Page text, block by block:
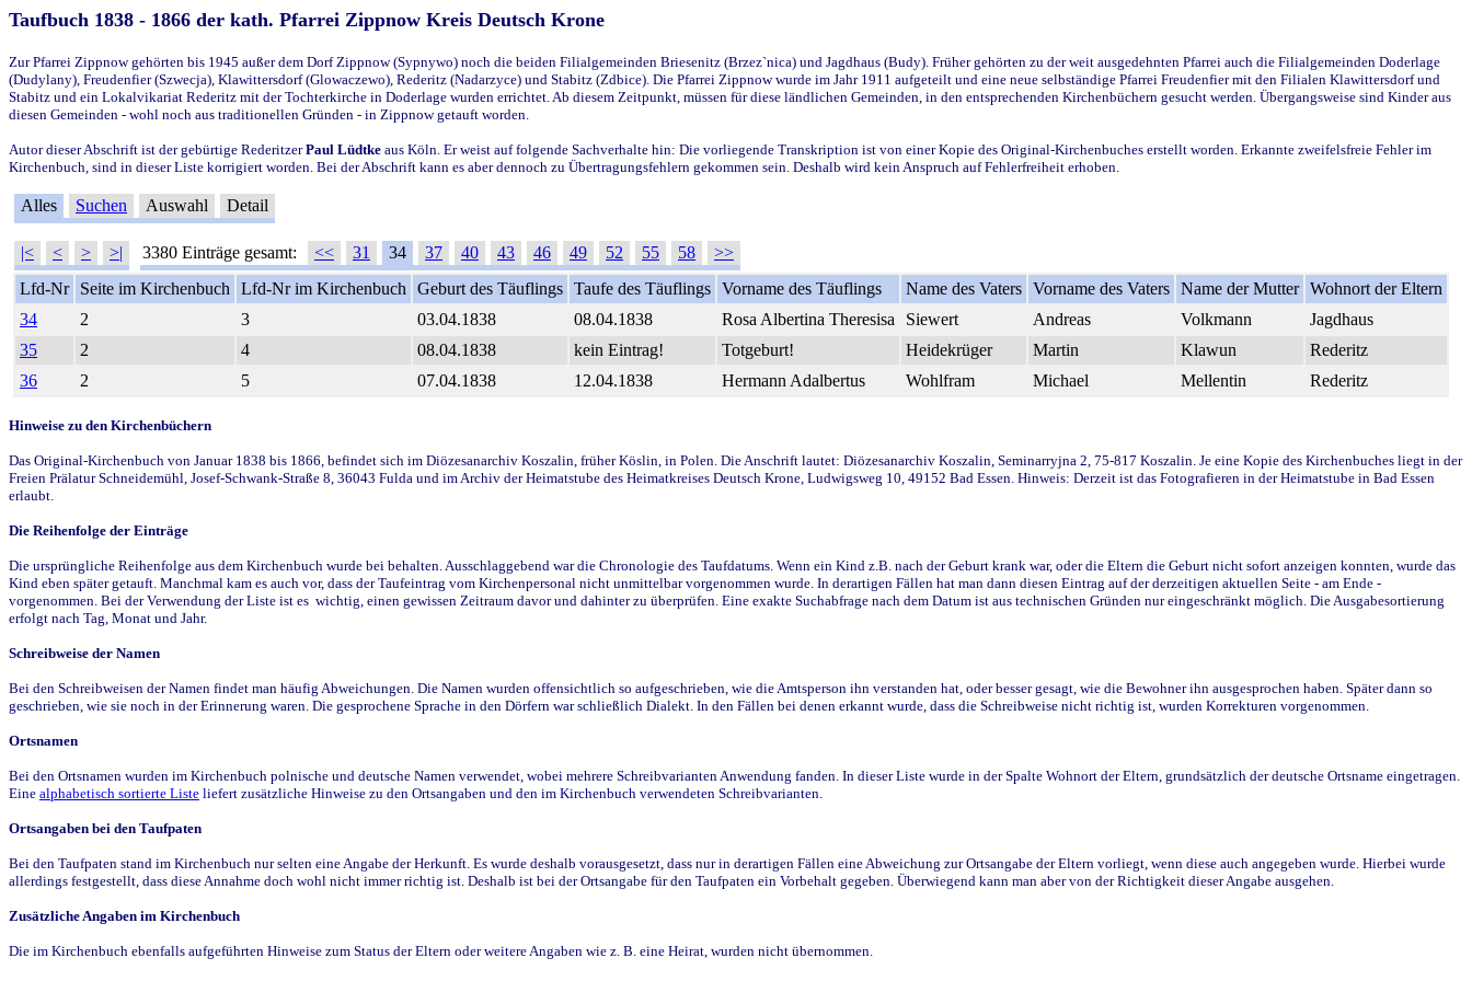
Taufbuch 1838 - 1866 der kath. Pfarrei Zippnow Kreis Deutsch Krone
Zur Pfarrei Zippnow gehörten bis 1945 außer dem Dorf Zippnow (Sypnywo) noch die beiden Filialgemeinden Briesenitz (Brzez`nica) und Jagdhaus (Budy). Früher gehörten zu der weit ausgedehnten Pfarrei auch die Filialgemeinden Doderlage
(Dudylany), Freudenfier (Szwecja), Klawittersdorf (Glowaczewo), Rederitz (Nadarzyce) und Stabitz (Zdbice). Die Pfarrei Zippnow wurde im Jahr 1911 aufgeteilt und eine neue selbständige Pfarrei Freudenfier mit den Filialen Klawittersdorf und
Stabitz und ein Lokalvikariat Rederitz mit der Tochterkirche in Doderlage wurden errichtet. Ab diesem Zeitpunkt, müssen für diese ländlichen Gemeinden, in den entsprechenden Kirchenbüchern gesucht werden. Übergangsweise sind Kinder aus
diesen Gemeinden - wohl noch aus traditionellen Gründen - in Zippnow getauft worden.
Autor dieser Abschrift ist der gebürtige RederitzerPaul Lüdtke aus Köln. Er weist auf folgende Sachverhalte hin: Die vorliegende Transkription ist von einer Kopie des Original-Kirchenbuches erstellt worden. Erkannte zweifelsfreie Fehler im
Kirchenbuch, sind in dieser Liste korrigiert worden. Bei der Abschrift kann es aber dennoch zu Übertragungsfehlern gekommen sein. Deshalb wird kein Anspruch auf Fehlerfreiheit erhoben.
Alles Suchen Auswahl Detail
|< < > >| 3380 Einträge gesamt: << 31 34 37 40 43 46 49 52 55 58
>>
Lfd-Nr
Seite im Kirchenbuch Lfd-Nr im Kirchenbuch Geburt des Täuflings Taufe des Täuflings Vorname des Täuflings Name des Vaters Vorname des Vaters Name der Mutter Wohnort der Eltern
34
2 3 03.04.1838 08.04.1838 Rosa Albertina Theresisa Siewert Andreas Volkmann
Jagdhaus
35
2 4 08.04.1838 kein Eintrag! Totgeburt! Heidekrüger Martin Klawun
Rederitz
36
2 5 07.04.1838 12.04.1838 Hermann Adalbertus Wohlfram Michael Mellentin Rederitz
Hinweise zu den Kirchenbüchern
Das Original-Kirchenbuch von Januar 1838 bis 1866, befindet sich im Diözesanarchiv Koszalin, früher Köslin, in Polen. Die Anschrift lautet: Diözesanarchiv Koszalin, Seminarryjna 2, 75-817 Koszalin. Je eine Kopie des Kirchenbuches liegt in der
Freien Prälatur Schneidemühl, Josef-Schwank-Straße 8, 36043 Fulda und im Archiv der Heimatstube des Heimatkreises Deutsch Krone, Ludwigsweg 10, 49152 Bad Essen. Hinweis: Derzeit ist das Fotografieren in der Heimatstube in Bad Essen
erlaubt.
Die Reihenfolge der Einträge
Die ursprüngliche Reihenfolge aus dem Kirchenbuch wurde bei behalten. Ausschlaggebend war die Chronologie des Taufdatums. Wenn ein Kind z.B. nach der Geburt krank war, oder die Eltern die Geburt nicht sofort anzeigen konnten, wurde das
Kind eben später getauft. Manchmal kam es auch vor, dass der Taufeintrag vom Kirchenpersonal nicht unmittelbar vorgenommen wurde. In derartigen Fällen hat man dann diesen Eintrag auf der derzeitigen aktuellen Seite - am Ende -
vorgenommen. Bei der Verwendung der Liste ist es wichtig, einen gewissen Zeitraum davor und dahinter zu überprüfen. Eine exakte Suchabfrage nach dem Datum ist aus technischen Gründen nur eingeschränkt möglich. Die Ausgabesortierung
erfolgt nach Tag, Monat und Jahr.
Schreibweise der Namen
Bei den Schreibweisen der Namen findet man häufig Abweichungen. Die Namen wurden offensichtlich so aufgeschrieben, wie die Amtsperson ihn verstanden hat, oder besser gesagt, wie die Bewohner ihn ausgesprochen haben. Später dann so
geschrieben, wie sie noch in der Erinnerung waren. Die gesprochene Sprache in den Dörfern war schließlich Dialekt. In den Fällen bei denen erkannt wurde, dass die Schreibweise nicht richtig ist, wurden Korrekturen vorgenommen.
Ortsnamen
Bei den Ortsnamen wurden im Kirchenbuch polnische und deutsche Namen verwendet, wobei mehrere Schreibvarianten Anwendung fanden. In dieser Liste wurde in der Spalte Wohnort der Eltern, grundsätzlich der deutsche Ortsname eingetragen.
Eine alphabetisch sortierte Liste liefert zusätzliche Hinweise zu den Ortsangaben und den im Kirchenbuch verwendeten Schreibvarianten.
Ortsangaben bei den Taufpaten
Bei den Taufpaten stand im Kirchenbuch nur selten eine Angabe der Herkunft. Es wurde deshalb vorausgesetzt, dass nur in derartigen Fällen eine Abweichung zur Ortsangabe der Eltern vorliegt, wenn diese auch angegeben wurde. Hierbei wurde
allerdings festgestellt, dass diese Annahme doch wohl nicht immer richtig ist. Deshalb ist bei der Ortsangabe für den Taufpaten ein Vorbehalt gegeben. Überwiegend kann man aber von der Richtigkeit dieser Angabe ausgehen.
Zusätzliche Angaben im Kirchenbuch
Die im Kirchenbuch ebenfalls aufgeführten Hinweise zum Status der Eltern oder weitere Angaben wie z. B. eine Heirat, wurden nicht übernommen.